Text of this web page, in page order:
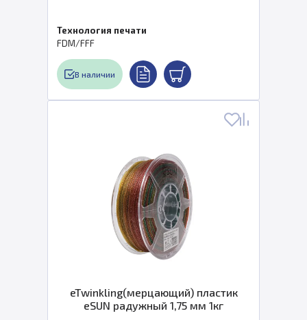
Технология печати
FDM/FFF
В наличии
eTwinkling(мерцающий) пластик
eSUN радужный 1,75 мм 1кг